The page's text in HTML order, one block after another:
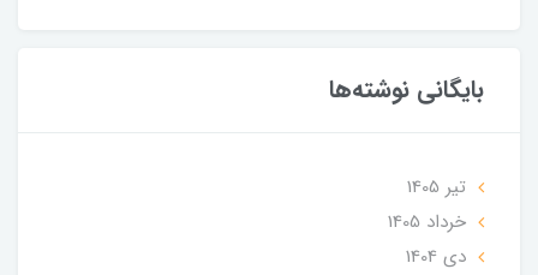
بایگانی نوشته‌ها
تير 1405
خرداد 1405
دی 1404